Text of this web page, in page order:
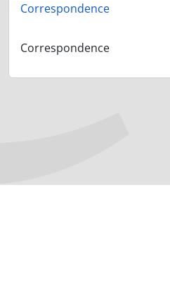
Correspondence
Correspondence